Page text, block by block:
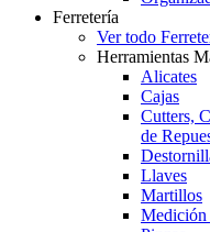
Ferretería
Ver todo
Herramientas
Alicates
Cajas
Cutters,
de
Llaves
Martillos
Medición